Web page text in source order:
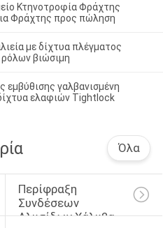
Κτηνοτροφία Φράχτης
Φράχτης προς πώληση
με δίχτυα πλέγματος
βιώσιμη
γαλβανισμένη
ελαφιών Tightlock
Όλα
Περίφραξη
Συνδέσεων
Αλυσίδων Χάλυβα